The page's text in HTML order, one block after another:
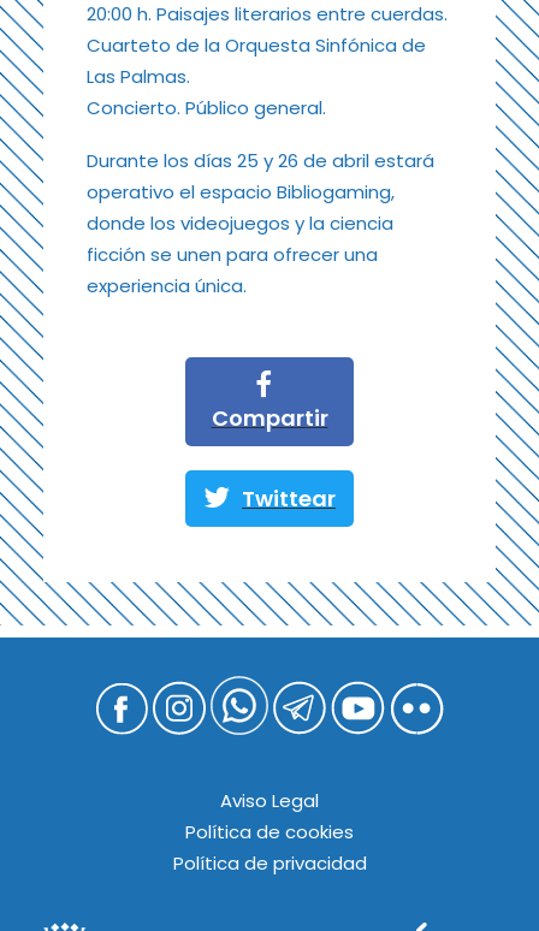
20:00 h. Paisajes literarios entre cuerdas.
Cuarteto de la Orquesta Sinfónica de
Las Palmas.
Concierto. Público general.
Durante los días 25 y 26 de abril estará
operativo el espacio Bibliogaming,
donde los videojuegos y la ciencia
ficción se unen para ofrecer una
experiencia única.
Compartir
Twittear
Aviso Legal
Política de cookies
Política de privacidad